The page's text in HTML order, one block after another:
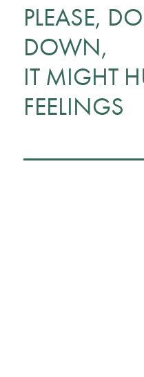
PLEASE,
DOWN,
IT MIGHT
FEELINGS